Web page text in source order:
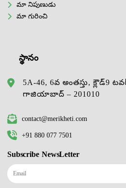
మా నిపుణుడు
మా గురించి
స్థానం
5A-46, 6వ అంతస్తు, క్లౌడ్9
గాజియాబాద్ – 201010
contact@merikheti.com
+91 880 077 7501
Subscribe NewsLetter